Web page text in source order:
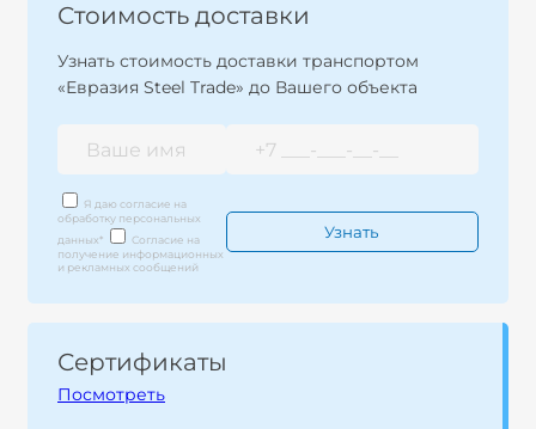
Стоимость доставки
Узнать стоимость доставки транспортом
«Евразия Steel Trade» до Вашего объекта
Я даю согласие на
обработку персональных
данных*
Согласие на
получение информационных
и рекламных сообщений
Сертификаты
Посмотреть